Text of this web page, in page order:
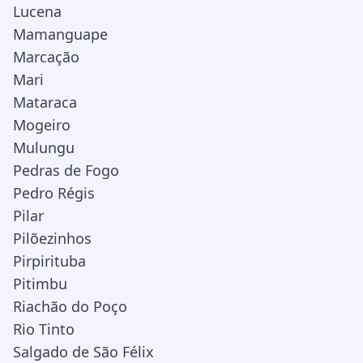
Lucena
Mamanguape
Marcação
Mari
Mataraca
Mogeiro
Mulungu
Pedras de Fogo
Pedro Régis
Pilar
Pilõezinhos
Pirpirituba
Pitimbu
Riachão do Poço
Rio Tinto
Salgado de São Félix